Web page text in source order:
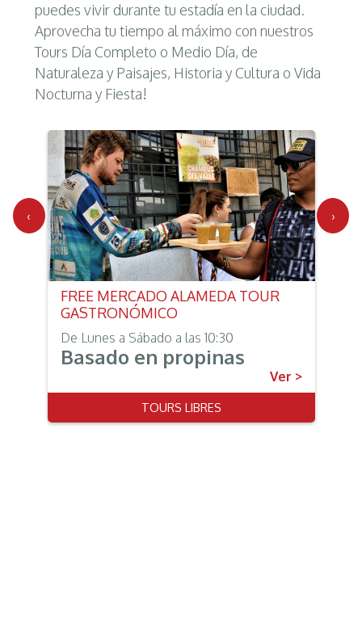
puedes vivir durante tu estadía en la ciudad.
Aprovecha tu tiempo al máximo con nuestros
Tours Día Completo o Medio Día, de
Naturaleza y Paisajes, Historia y Cultura o Vida
Nocturna y Fiesta!
FREE MERCADO ALAMEDA TOUR
GASTRONÓMICO
De Lunes a Sábado a las 10:30
Basado en propinas
Ver >
TOURS LIBRES
‹ ›